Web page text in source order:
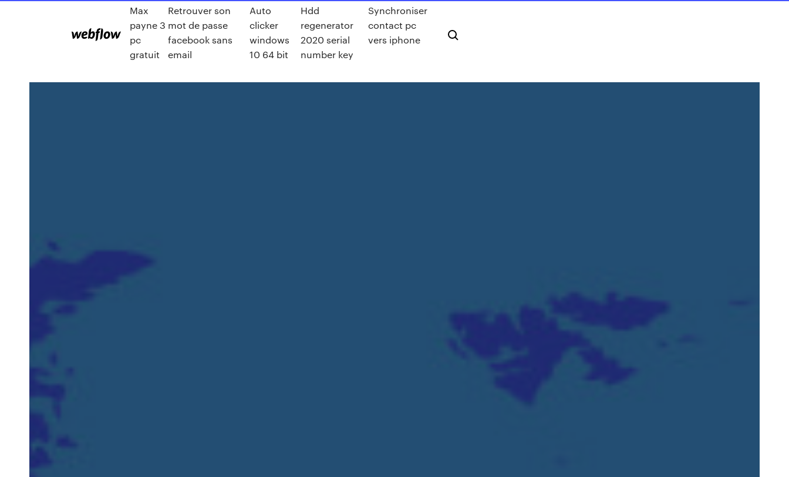
Max
payne 3
pc
gratuit
Retrouver son
mot de passe
facebook sans
email
Auto
clicker
windows
10 64 bit
Hdd
regenerator
2020 serial
number key
Synchroniser
contact pc
vers iphone